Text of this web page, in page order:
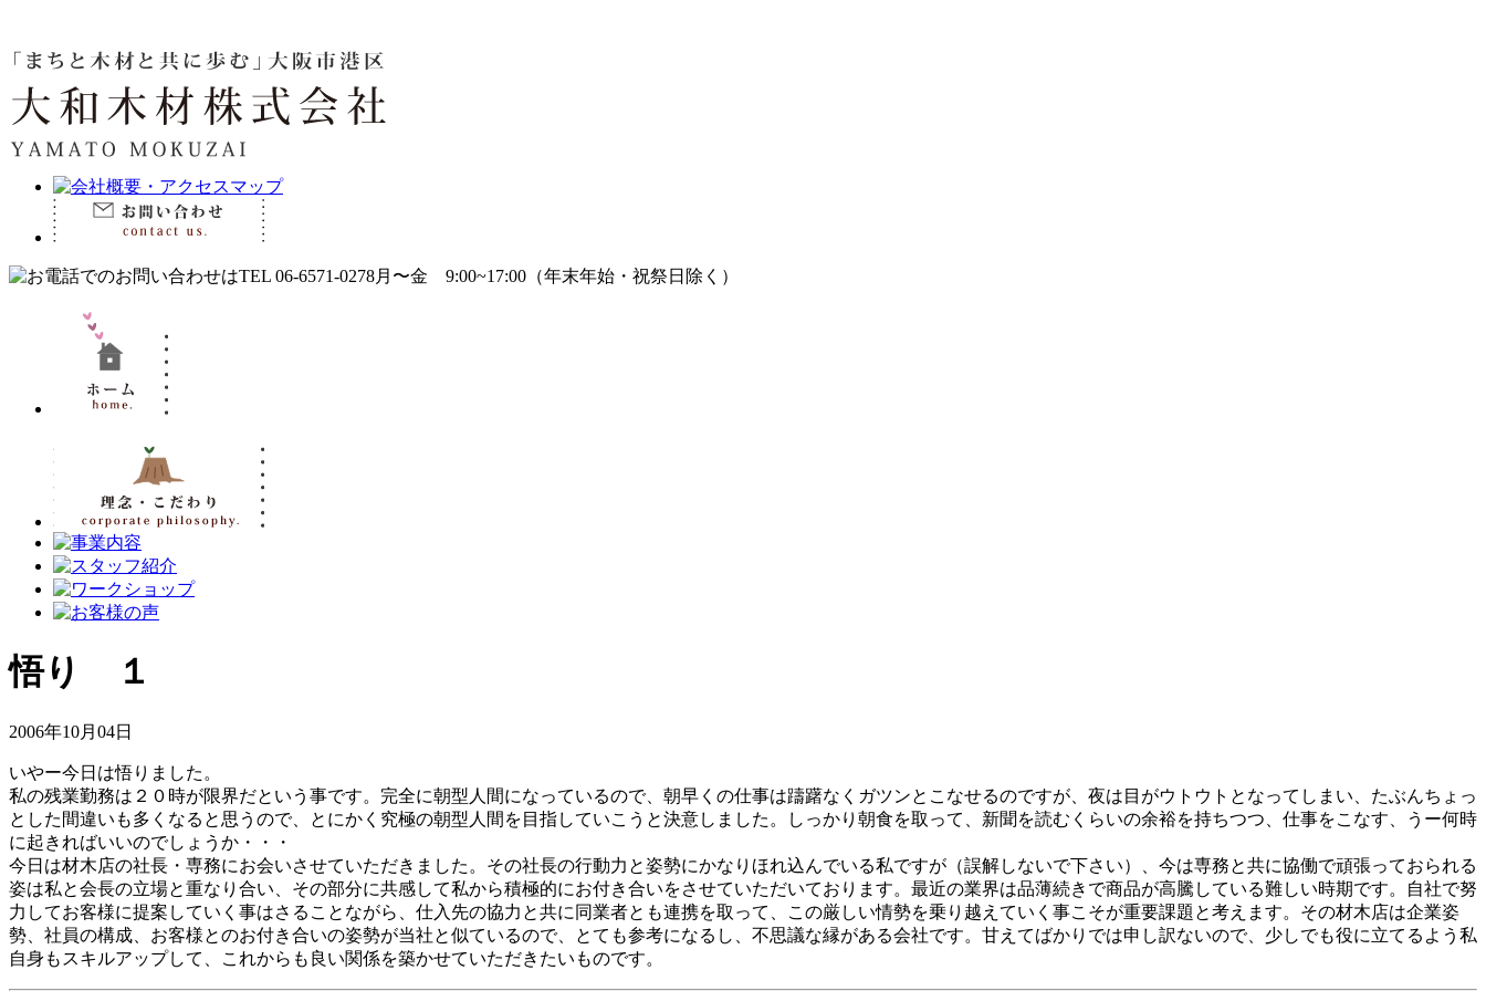
悟り １
2006年10月04日
いやー今日は悟りました。
私の残業勤務は２０時が限界だという事です。完全に朝型人間になっているので、朝早くの仕事は躊躇なくガツンとこなせるのですが、夜は目がウトウトとなってしまい、たぶんちょっ
とした間違いも多くなると思うので、とにかく究極の朝型人間を目指していこうと決意しました。しっかり朝食を取って、新聞を読むくらいの余裕を持ちつつ、仕事をこなす、うー何時
に起きればいいのでしょうか・・・
今日は材木店の社長・専務にお会いさせていただきました。その社長の行動力と姿勢にかなりほれ込んでいる私ですが（誤解しないで下さい）、今は専務と共に協働で頑張っておられる
姿は私と会長の立場と重なり合い、その部分に共感して私から積極的にお付き合いをさせていただいております。最近の業界は品薄続きで商品が高騰している難しい時期です。自社で努
力してお客様に提案していく事はさることながら、仕入先の協力と共に同業者とも連携を取って、この厳しい情勢を乗り越えていく事こそが重要課題と考えます。その材木店は企業姿
勢、社員の構成、お客様とのお付き合いの姿勢が当社と似ているので、とても参考になるし、不思議な縁がある会社です。甘えてばかりでは申し訳ないので、少しでも役に立てるよう私
自身もスキルアップして、これからも良い関係を築かせていただきたいものです。